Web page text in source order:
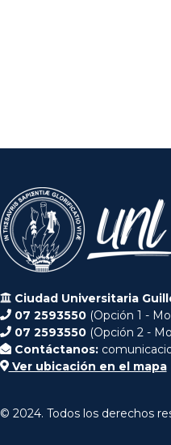
Ciudad Universitaria
07 2593550 (Opción 1 -
07 2593550 (Opción 2 -
Contáctanos:
Ver ubicación en el mapa
© 2024. Todos los derechos